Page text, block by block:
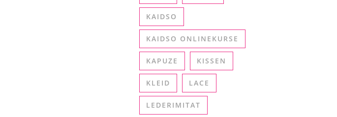
KAIDSO
KAIDSO ONLINEKURSE
KAPUZE KISSEN
KLEID LACE
LEDERIMITAT